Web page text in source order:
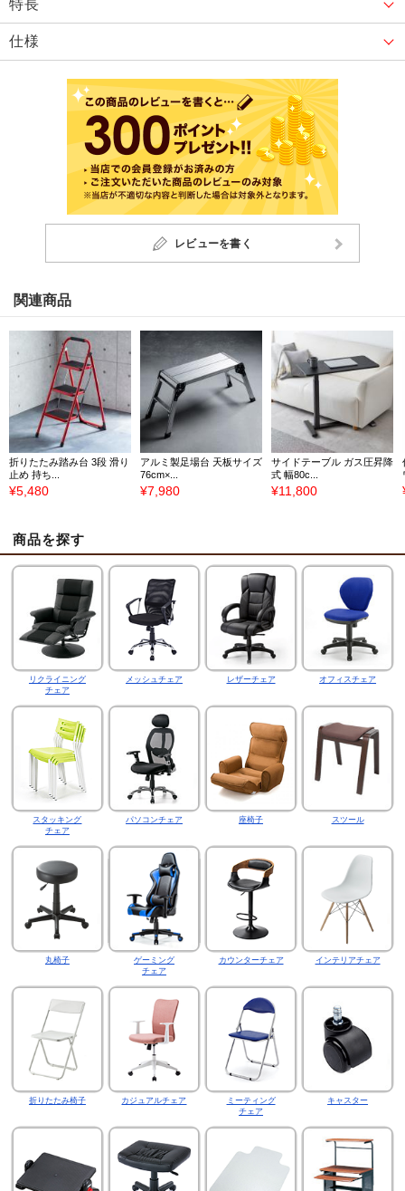
特長
仕様
レビューを書く
関連商品
折りたたみ踏み台 3段 滑り
止め 持ち...
¥5,480
アルミ製足場台 天板サイズ
76cm×...
¥7,980
サイドテーブル ガス圧昇降
式 幅80c...
¥11,800
商品を探す
リクライニング
チェア
メッシュチェア レザーチェア オフィスチェア
スタッキング
チェア
パソコンチェア 座椅子 スツール
丸椅子
ゲーミング
チェア
カウンターチェア インテリアチェア
折りたたみ椅子 カジュアルチェア
ミーティング
チェア
キャスター